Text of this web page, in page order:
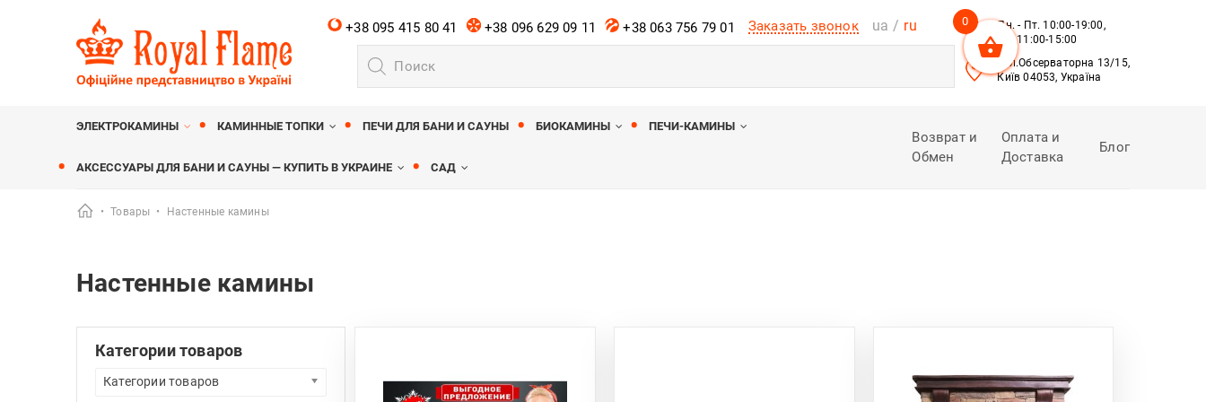
+38 095 415 80 41 +38 096 629 09 11 +38 063 756 79 01 Заказать звонок ua
ru
Поиск
товаров
Пн. - Пт. 10:00-19:00,
Сб. 11:00-15:00
вул.Обсерваторна 13/15,
Київ 04053, Україна
Возврат и
Обмен
Оплата и
Доставка
Блог
ЭЛЕКТРОКАМИНЫ КАМИННЫЕ ТОПКИ ПЕЧИ ДЛЯ БАНИ И САУНЫ БИОКАМИНЫ ПЕЧИ-КАМИНЫ
АКСЕССУАРЫ ДЛЯ БАНИ И САУНЫ — КУПИТЬ В УКРАИНЕ САД
• Товары • Настенные камины
Настенные камины
Категории товаров
Категории товаров
0